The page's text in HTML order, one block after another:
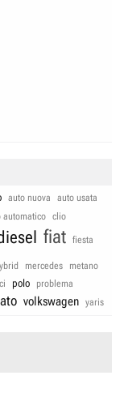
auto nuova
auto usata
automatico clio
fiat fiesta
mercedes
metano
polo
problema
volkswagen yaris